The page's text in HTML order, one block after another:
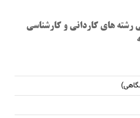
های کاردانی و کارشناسی